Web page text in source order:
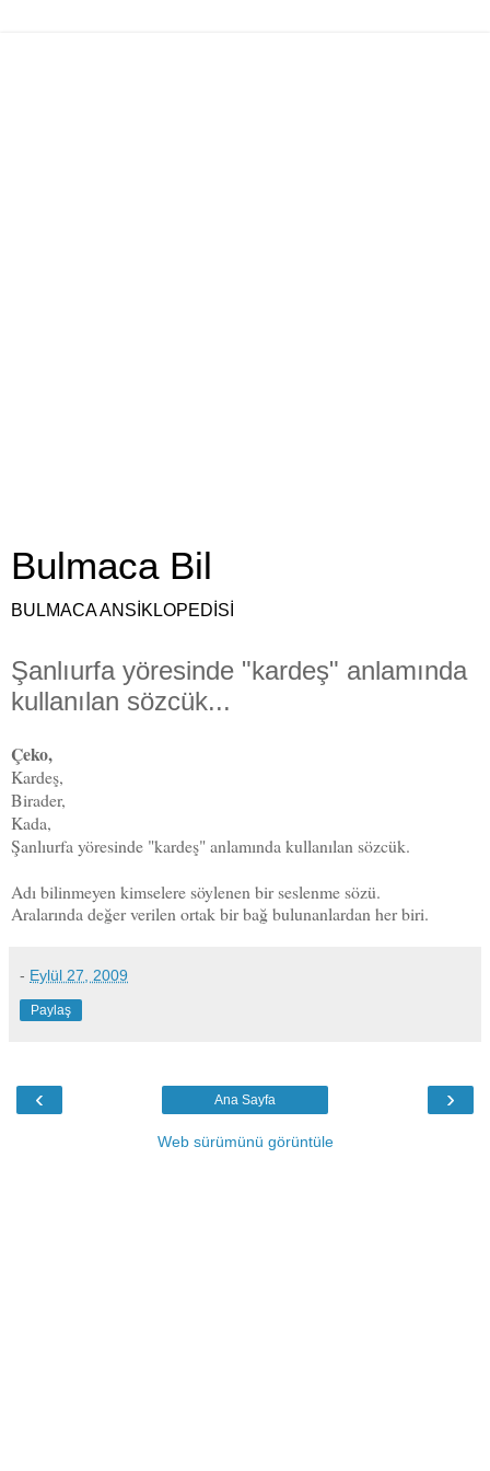
Bulmaca Bil
BULMACA ANSİKLOPEDİSİ
Şanlıurfa yöresinde "kardeş" anlamında
kullanılan sözcük...
Çeko,
Kardeş,
Birader,
Kada,
Şanlıurfa yöresinde "kardeş" anlamında kullanılan sözcük.
Adı bilinmeyen kimselere söylenen bir seslenme sözü.
Aralarında değer verilen ortak bir bağ bulunanlardan her biri.
- Eylül 27, 2009
Paylaş
‹ ›
Ana Sayfa
Web sürümünü görüntüle